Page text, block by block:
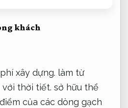
khách
xây dựng. làm từ
với thời tiết. sở hữu thể
của các dòng gạch